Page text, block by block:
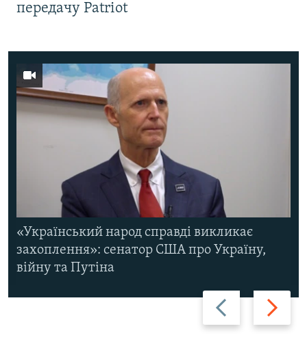
передачу Patriot
Назад Вперед
«Український народ справді викликає
захоплення»: сенатор США про Україну,
війну та Путіна